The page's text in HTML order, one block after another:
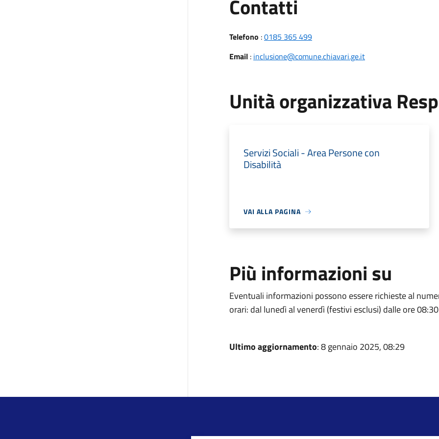
Contatti
Telefono :0185 365 499
Email: inclusione@comune.chiavari.ge.it
Unità organizzativa
Servizi Sociali - Area Persone con
Disabilità
VAI ALLA PAGINA
Più informazioni su
Eventuali informazioni possono essere richieste al
orari: dal lunedì al venerdì (festivi esclusi) dalle ore
Ultimo aggiornamento: 8 gennaio 2025, 08:29